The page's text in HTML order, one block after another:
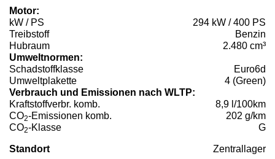
Motor:
kW / PS
294 kW / 400 PS
Treibstoff
Benzin
Hubraum
2.480 cm³
Umweltnormen:
Schadstoffklasse
Euro6d
Umweltplakette
4 (Green)
Verbrauch und Emissionen nach WLTP:
Kraftstoffverbr. komb.
8,9 l/100km
CO2-Emissionen komb.
202 g/km
CO2-Klasse G
Standort Zentrallager